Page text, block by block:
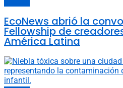
EcoNews abrió la
Fellowship de
América Latina